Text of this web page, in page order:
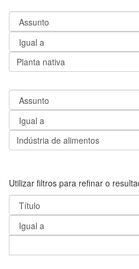
Utilizar filtros para refinar o